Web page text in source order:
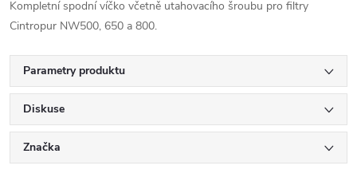
Kompletní spodní víčko včetně utahovacího šroubu pro filtry
Cintropur NW500, 650 a 800.
Parametry produktu
Diskuse
Značka